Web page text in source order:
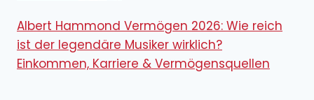
Albert Hammond Vermögen 2026: Wie reich
ist der legendäre Musiker wirklich?
Einkommen, Karriere & Vermögensquellen